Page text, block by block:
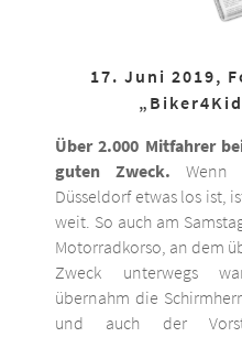
17. Juni 2019,
Über 2.000 Mitfahrer
guten Zweck. Wenn
Düsseldorf etwas los ist,
weit. So auch am
Motorradkorso, an dem
Zweck unterwegs
übernahm die
und auch der